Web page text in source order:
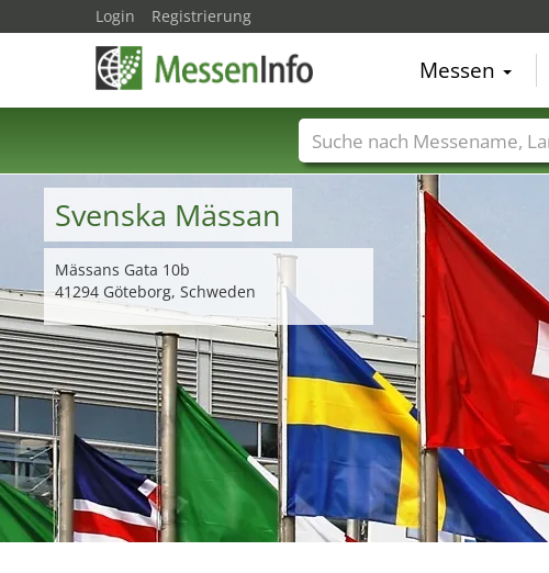
Svenska Mässan
Mässans Gata 10b
41294 Göteborg, Schweden
Login Registrierung
Messen
Messenamen Länder